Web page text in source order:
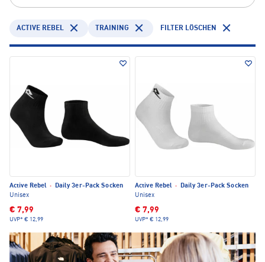
ACTIVE REBEL TRAINING FILTER LÖSCHEN
Active Rebel ·
Daily 3er-Pack Socken
Unisex
€ 7,99
UVP* € 12,99
Active Rebel ·
Daily 3er-Pack Socken
Unisex
€ 7,99
UVP* € 12,99